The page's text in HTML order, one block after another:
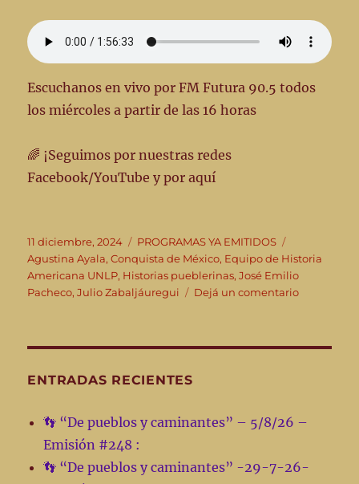
Escuchanos en vivo por FM Futura 90.5 todos
los miércoles a partir de las 16 horas
🌈 ¡Seguimos por nuestras redes
Facebook/YouTube y por aquí
Publicado
el
11 diciembre, 2024 Categorías
PROGRAMAS YA EMITIDOS
Agustina Ayala,Conquista de México, Equipo de Historia
Americana UNLP, Historias pueblerinas,José Emilio
Pacheco,Julio Zabaljáuregui Dejá un comentarioen
“De
y
ENTRADAS RECIENTES
👣 “De pueblos y caminantes” – 5/8/26 –
Emisión #248 :
👣 “De pueblos y caminantes” -29-7-26-